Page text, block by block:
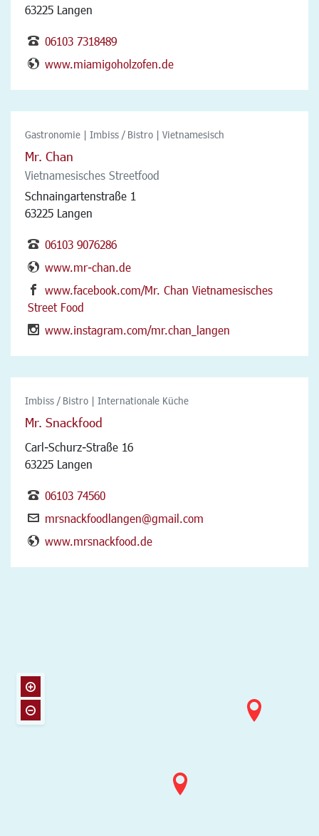
63225 Langen
06103 7318489
www.miamigoholzofen.de
Gastronomie | Imbiss / Bistro | Vietnamesisch
Mr. Chan
Vietnamesisches Streetfood
Schnaingartenstraße 1
63225 Langen
06103 9076286
www.mr-chan.de
www.facebook.com/Mr. Chan Vietnamesisches
Street Food
www.instagram.com/mr.chan_langen
Imbiss / Bistro | Internationale Küche
Mr. Snackfood
Carl-Schurz-Straße 16
63225 Langen
06103 74560
mrsnackfoodlangen@gmail.com
www.mrsnackfood.de